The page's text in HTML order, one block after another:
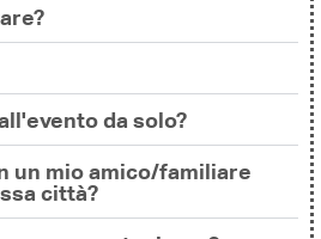
da solo?
un mio amico/familiare
città?